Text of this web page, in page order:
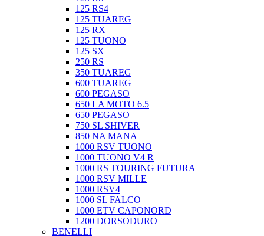
125 RS4
125 TUAREG
125 RX
125 TUONO
125 SX
250 RS
350 TUAREG
600 TUAREG
600 PEGASO
650 LA MOTO 6.5
650 PEGASO
750 SL SHIVER
850 NA MANA
1000 RSV TUONO
1000 TUONO V4 R
1000 RS TOURING FUTURA
1000 RSV MILLE
1000 RSV4
1000 SL FALCO
1000 ETV CAPONORD
1200 DORSODURO
BENELLI